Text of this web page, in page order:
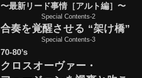
〜最新リード事情［アルト編］〜
Special Contents-2
合奏を覚醒させる “架け橋”
Special Contents-3
70-80’s
クロスオーヴァー・